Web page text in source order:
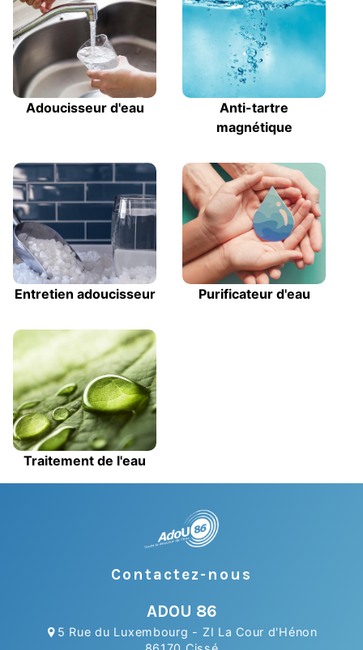
Adoucisseur d'eau
Anti-tartre
magnétique
Entretien adoucisseur Purificateur d'eau
Traitement de l'eau
Contactez-nous
ADOU 86
5 Rue du Luxembourg - ZI La Cour d'Hénon